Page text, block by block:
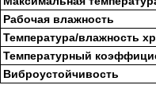
Рабочая влажность
Температура/влажность
Температурный
Виброустойчивость